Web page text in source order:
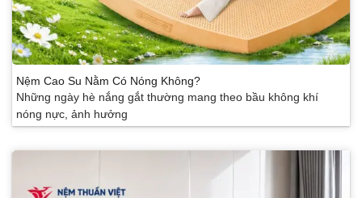
Nệm Cao Su Nằm Có Nóng Không?
Những ngày hè nắng gắt thường mang theo bầu không khí
nóng nực, ảnh hưởng